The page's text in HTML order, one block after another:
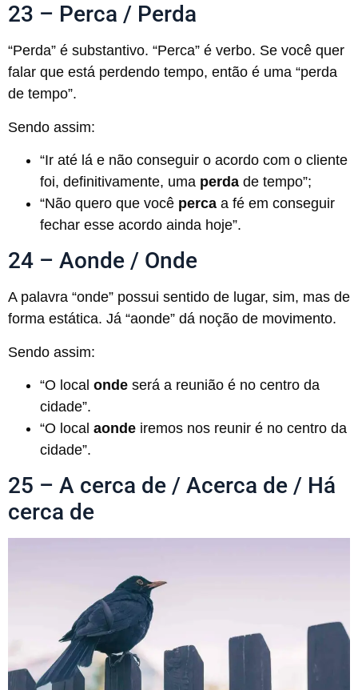
23 – Perca / Perda
“Perda” é substantivo. “Perca” é verbo. Se você quer
falar que está perdendo tempo, então é uma “perda
de tempo”.
Sendo assim:
“Ir até lá e não conseguir o acordo com o cliente
foi, definitivamente, uma perda de tempo”;
“Não quero que você perca a fé em conseguir
fechar esse acordo ainda hoje”.
24 – Aonde / Onde
A palavra “onde” possui sentido de lugar, sim, mas de
forma estática. Já “aonde” dá noção de movimento.
Sendo assim:
“O local onde será a reunião é no centro da
cidade”.
“O local aonde iremos nos reunir é no centro da
cidade”.
25 – A cerca de / Acerca de / Há
cerca de